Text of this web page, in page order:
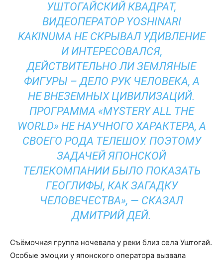
УШТОГАЙСКИЙ КВАДРАТ,
ВИДЕОПЕРАТОР YOSHINARI
KAKINUMA НЕ СКРЫВАЛ УДИВЛЕНИЕ
И ИНТЕРЕСОВАЛСЯ,
ДЕЙСТВИТЕЛЬНО ЛИ ЗЕМЛЯНЫЕ
ФИГУРЫ – ДЕЛО РУК ЧЕЛОВЕКА, А
НЕ ВНЕЗЕМНЫХ ЦИВИЛИЗАЦИЙ.
ПРОГРАММА «MYSTERY ALL THE
WORLD» НЕ НАУЧНОГО ХАРАКТЕРА, А
СВОЕГО РОДА ТЕЛЕШОУ. ПОЭТОМУ
ЗАДАЧЕЙ ЯПОНСКОЙ
ТЕЛЕКОМПАНИИ БЫЛО ПОКАЗАТЬ
ГЕОГЛИФЫ, КАК ЗАГАДКУ
ЧЕЛОВЕЧЕСТВА», — СКАЗАЛ
ДМИТРИЙ ДЕЙ.
Съёмочная группа ночевала у реки близ села Уштогай.
Особые эмоции у японского оператора вызвала